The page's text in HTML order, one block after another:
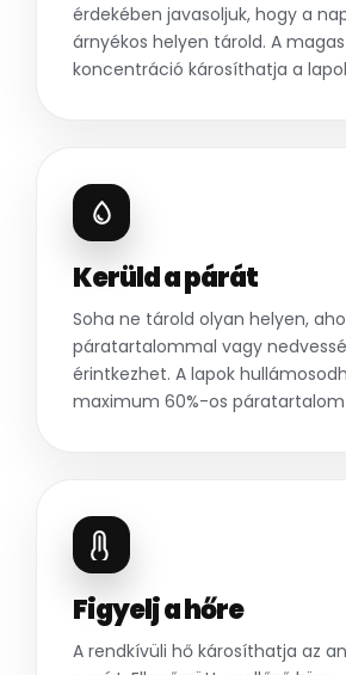
érdekében javasoljuk, hogy a
árnyékos helyen tárold. A
koncentráció károsíthatja a
Kerüld a párát
Soha ne tárold olyan helyen,
páratartalommal vagy
érintkezhet. A lapok
maximum 60%-os páratartalom
Figyelj a hőre
A rendkívüli hő károsíthatja az